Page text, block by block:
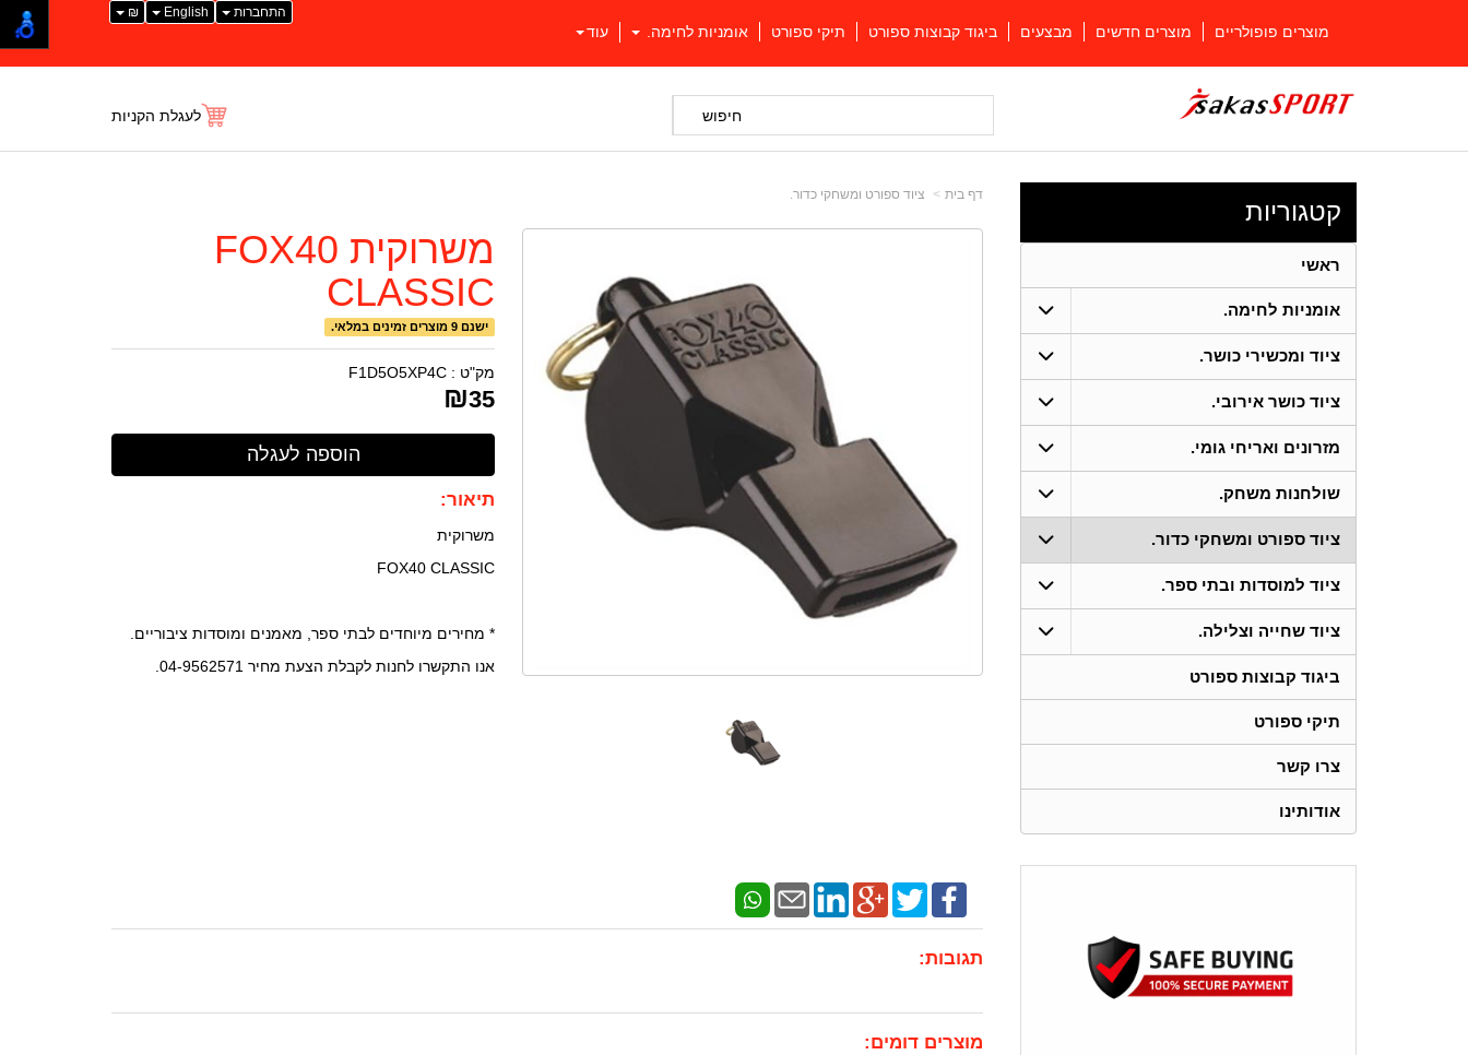
התחברות English
₪
מוצרים פופולריים מוצרים חדשים מבצעים ביגוד קבוצות ספורט תיקי ספורט אומניות לחימה. עוד
חיפוש לעגלת הקניות
דף בית ציוד ספורט ומשחקי כדור.
משרוקית FOX40
CLASSIC
ישנם 9 מוצרים זמינים במלאי.
מק"ט : F1D5O5XP4C
₪35
תיאור:
משרוקית
FOX40 CLASSIC
* מחירים מיוחדים לבתי ספר, מאמנים ומוסדות ציבוריים.
אנו התקשרו לחנות לקבלת הצעת מחיר 04-9562571.
תגובות:
מוצרים דומים:
קטגוריות
ראשי
אומניות לחימה.
ציוד ומכשירי כושר.
ציוד כושר אירובי.
מזרונים ואריחי גומי.
שולחנות משחק.
ציוד ספורט ומשחקי כדור.
ציוד למוסדות ובתי ספר.
ציוד שחייה וצלילה.
ביגוד קבוצות ספורט
תיקי ספורט
צרו קשר
אודותינו